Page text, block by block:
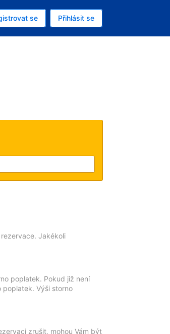
koruna
V češtině
se Přihlásit se
Jakékoli
poplatek. Pokud již není
poplatek. Výši storno
zrušit, mohou Vám být